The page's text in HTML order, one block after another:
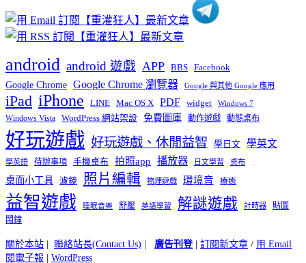
android android 遊戲 APP BBS Facebook
Google Chrome Google Chrome 瀏覽器 Google 與其他 Google 應用
iPad iPhone LINE Mac OS X PDF widget Windows 7
Windows Vista WordPress 網站架設 免費圖庫 動作遊戲 動態桌布
好玩遊戲 好玩遊戲、休閒益智 學日文 學英文
學英語 待辦事項 手機桌布 拍照app 播放器 日文學習 桌布
桌面小工具 濾鏡 照片編輯 物理遊戲 環境音 療癒
益智遊戲 睡眠音樂 舒壓 英語學習 解謎遊戲 計時器
貼圖
鬧鐘
關於本站 聯絡站長(Contact Us) 廣告刊登| 訂閱新文章 / 用 Email
閱電子報
WordPress